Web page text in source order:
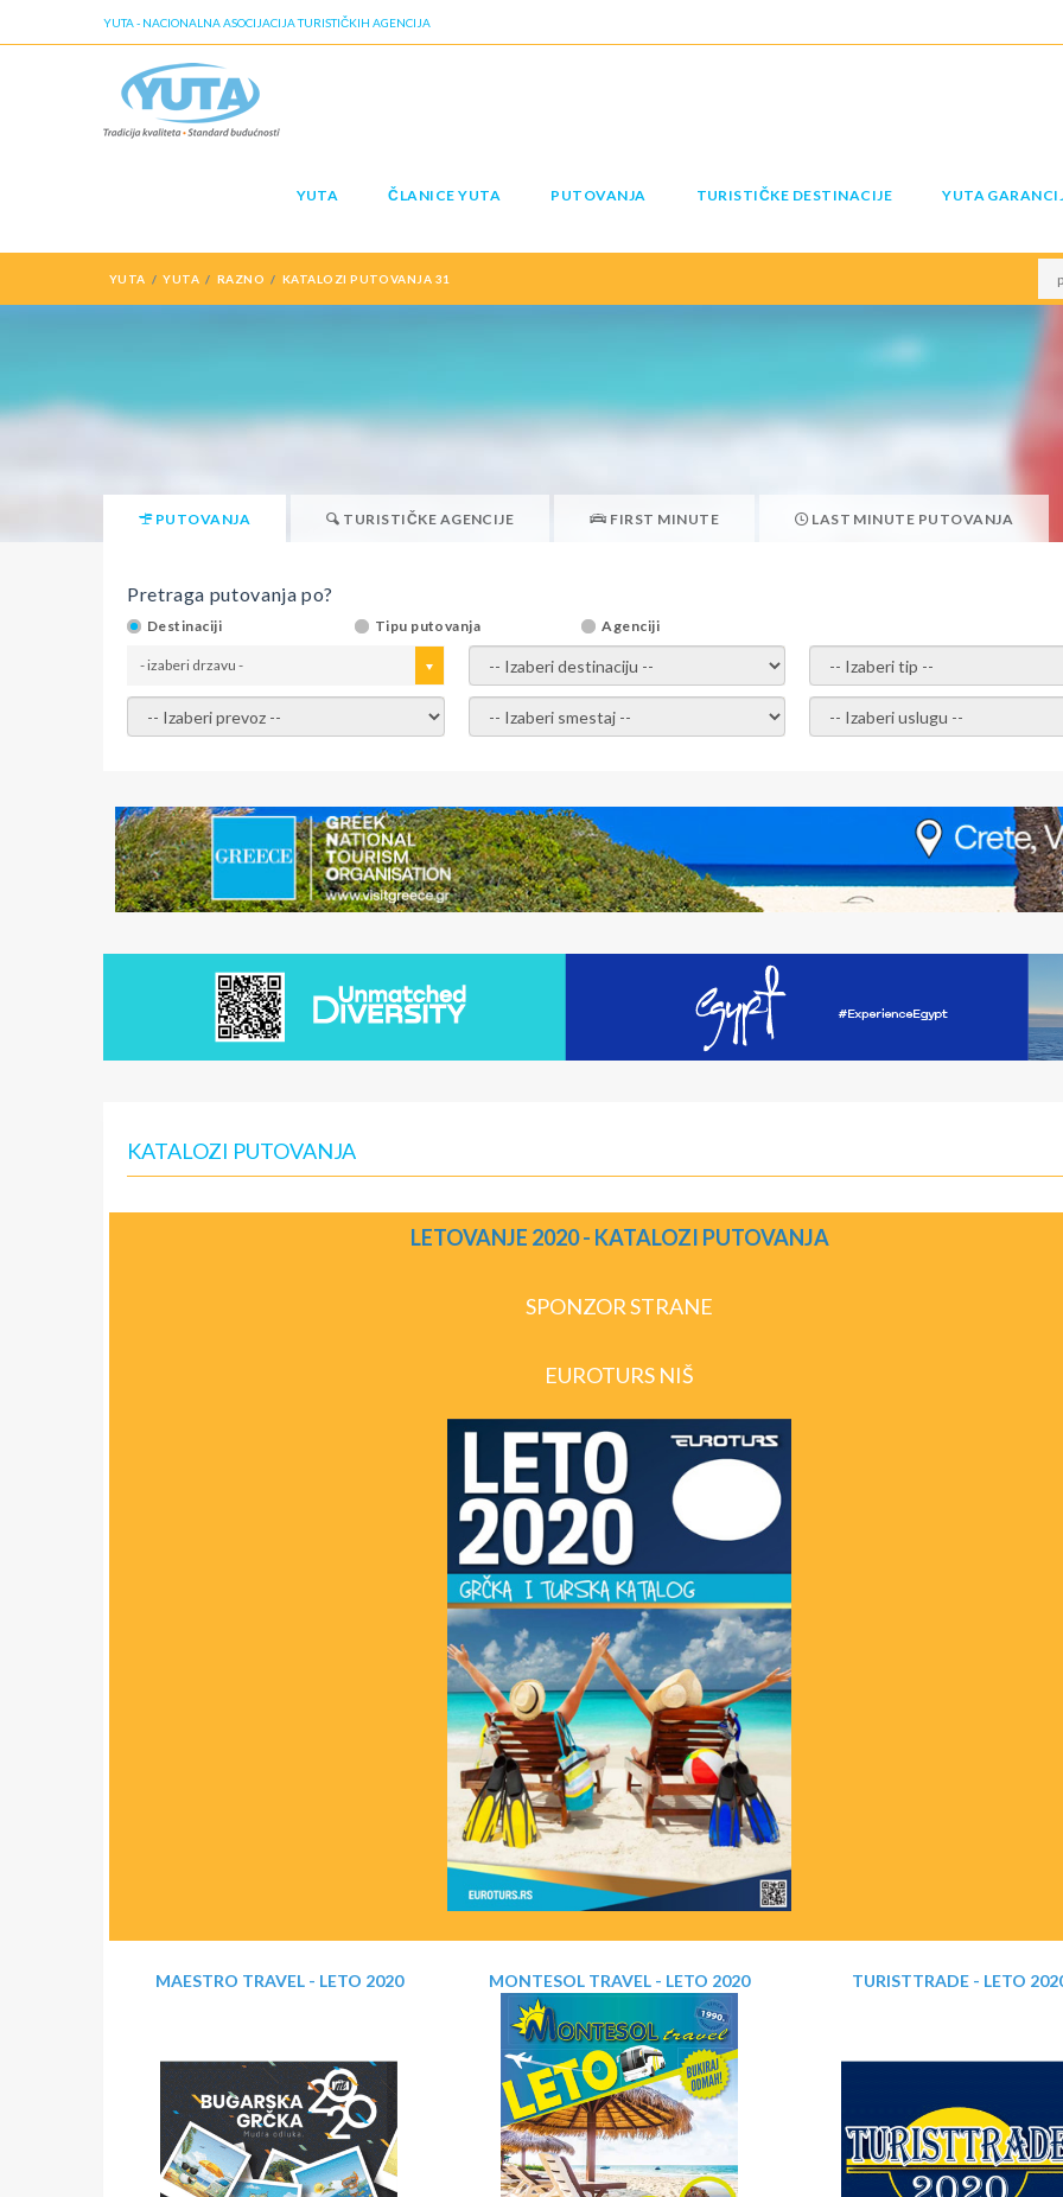
YUTA - NACIONALNA ASOCIJACIJA TURISTIČKIH AGENCIJA
YUTA ČLANICE YUTA PUTOVANJA TURISTIČKE DESTINACIJE YUTA
YUTA YUTA RAZNO KATALOZI PUTOVANJA 31
PUTOVANJA TURISTIČKE AGENCIJE FIRST MINUTE LAST MINUTE PUTOVANJA
Pretraga putovanja po?
Destinaciji Tipu putovanja Agenciji
- izaberi drzavu - - izaberi destinaciju - - izaberi tip -
- izaberi prevoz - - Izaberite smestaj - - Izaberite uslugu -
KATALOZI PUTOVANJA
LETOVANJE 2020 - KATALOZI PUTOVANJA
SPONZOR STRANE
EUROTURS NIŠ
MAESTRO TRAVEL - LETO 2020 MONTESOL TRAVEL - LETO 2020 TURISTTRADE - LETO